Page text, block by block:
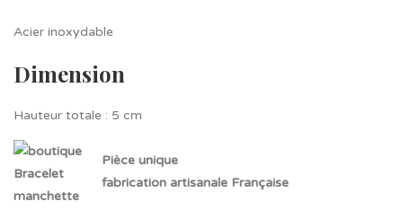
Acier inoxydable
Dimension
Hauteur totale : 5 cm
Pièce unique
fabrication artisanale Française